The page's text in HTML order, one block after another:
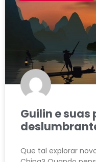
Guilin e suas
Que tal explorar